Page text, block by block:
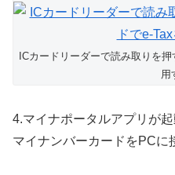
ICカードリーダーで読み取りを
用
4.マイナポータルアプリが
マイナンバーカードをPCに